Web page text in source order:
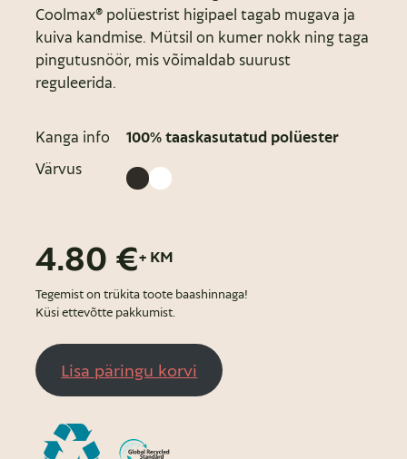
Coolmax® polüestrist higipael tagab mugava ja
kuiva kandmise. Mütsil on kumer nokk ning taga
pingutusnöör, mis võimaldab suurust
reguleerida.
Kanga info
100% taaskasutatud polüester
Värvus
4.80 €+ KM
Tegemist on trükita toote baashinnaga!
Küsi ettevõtte pakkumist.
Lisa päringu korvi